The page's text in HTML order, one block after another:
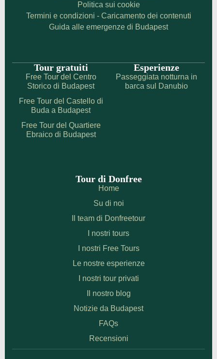
Politica sui cookie
Termini e condizioni - Caricamento dei contenuti
Guida alle emergenze di Budapest
Tour gratuiti
Free Tour del Centro
Storico di Budapest
Free Tour del Castello di
Buda a Budapest
Free Tour del Quartiere
Ebraico di Budapest
Esperienze
Passeggiata notturna in
barca sul Danubio
Tour di Donfree
Home
Su di noi
Il team di Donfreetour
I nostri tours
I nostri Free Tours
Le nostre esperienze
I nostri tour privati
Il nostro blog
Notizie da Budapest
FAQs
Recensioni